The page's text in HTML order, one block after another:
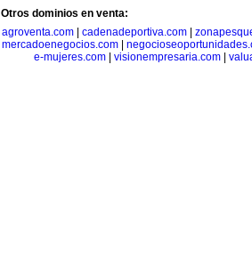
Otros dominios en venta:
agroventa.com
cadenadeportiva.com
mercadoenegocios.com
e-mujeres.com
visionempresaria.com